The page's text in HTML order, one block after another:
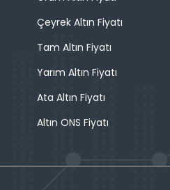
Çeyrek Altın Fiyatı
Tam Altın Fiyatı
Yarım Altın Fiyatı
Ata Altın Fiyatı
Altın ONS Fiyatı